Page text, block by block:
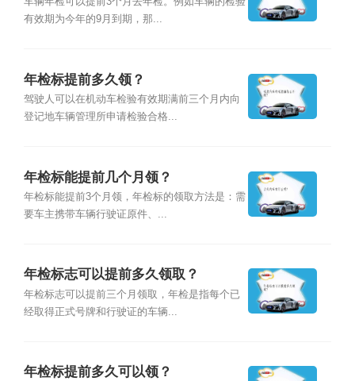
有效期为今年的9月到期，那...
年检标提前多久领？
驾驶人可以在机动车检验有效期满前三个月内向
登记地车辆管理所申请检验合格...
年检标能提前几个月领？
年检标能提前3个月领，年检标的领取方法是：需
要车主携带车辆行驶证原件、...
年检标志可以提前多久领取？
年检标志可以提前三个月领取，年检是指每个已
经取得正式号牌和行驶证的车辆...
年检标提前多久可以领？